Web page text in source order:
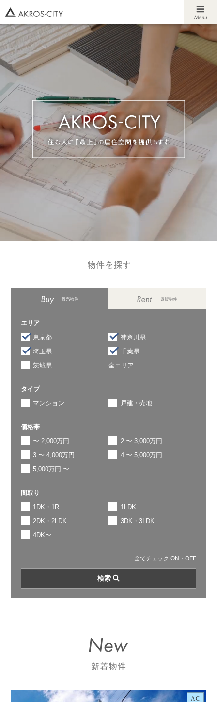
エリア
東京都
神奈川県
埼玉県
千葉県
茨城県
全エリア
タイプ
マンション
戸建・売地
価格帯
〜 2,000万円
2 〜 3,000万円
3 〜 4,000万円
4 〜 5,000万円
5,000万円 〜
間取り
1DK・1R
1LDK
2DK・2LDK
3DK・3LDK
4DK〜
全てチェックON ・OFF
AC